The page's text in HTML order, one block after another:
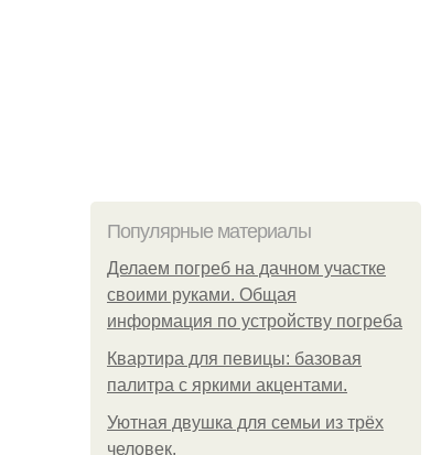
Популярные материалы
Делаем погреб на дачном участке
своими руками. Общая
информация по устройству погреба
Квартира для певицы: базовая
палитра с яркими акцентами.
Уютная двушка для семьи из трёх
человек.